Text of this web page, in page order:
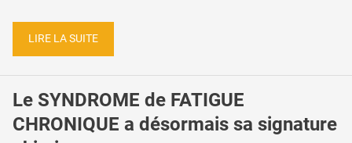
LIRE LA SUITE
Le SYNDROME de FATIGUE
CHRONIQUE a désormais sa signature